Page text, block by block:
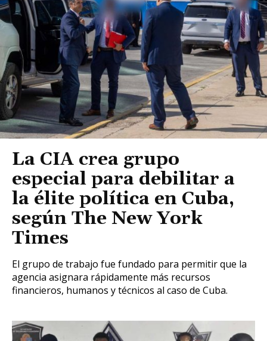
La CIA crea grupo
especial para debilitar a
la élite política en Cuba,
según The New York
Times
El grupo de trabajo fue fundado para permitir que la
agencia asignara rápidamente más recursos
financieros, humanos y técnicos al caso de Cuba.